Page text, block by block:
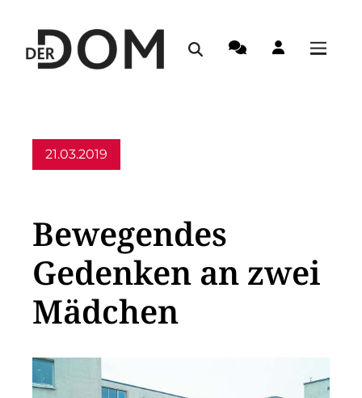
21.03.2019
Bewegendes
Gedenken an zwei
Mädchen